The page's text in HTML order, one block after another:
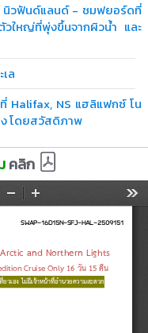
นิวฟันด์แลนด์ - ชมฟยอร์ดที่
ใหญ่ที่พุ่งขึ้นจากผิวน้ำ และ
ล
Halifax, NS แฮลิแฟกซ์ โน
ง โดยสวัสดิภาพ
คลิก